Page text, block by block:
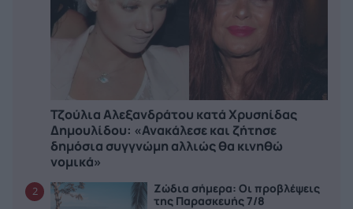
Τζούλια Αλεξανδράτου κατά Χρυσηίδας
Δημουλίδου: «Ανακάλεσε και ζήτησε
δημόσια συγγνώμη αλλιώς θα κινηθώ
νομικά»
2
Ζώδια σήμερα: Οι προβλέψεις
της Παρασκευής 7/8